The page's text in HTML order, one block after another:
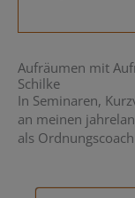
Aufräumen mit
Schilke
In Seminaren,
an meinen
als